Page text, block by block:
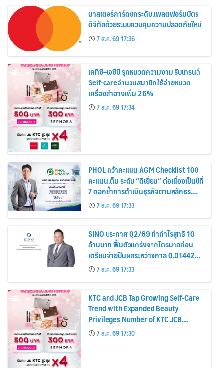
มาสเตอร์การ์ดยกระดับแพลตฟอร์มบัตร
ดิจิทัลด้วยระบบควบคุมความปลอดภัยใหม่
7 ส.ค. 69 17:36
เคทีซี–เจซีบี รุกหมวดความงาม รับเทรนด์
Self-careจำนวนสมาชิกใช้จ่ายหมวด
เครื่องสำอางเพิ่ม 26%
7 ส.ค. 69 17:34
PHOL คว้าคะแนน AGM Checklist 100
คะแนนเต็ม ระดับ “ดีเยี่ยม” ต่อเนื่องเป็นปีที่
7 ตอกย้ำการดำเนินธุรกิจตามหลักธร
รมาภิบาล โปร่งใส สร้างความเชื่อมั่นผู้ถือ
หุ้น
7 ส.ค. 69 17:33
SINO ประกาศ Q2/69 ทำกำไรสุทธิ 10
ล้านบาท ฟื้นตัวแกร่งจากไตรมาสก่อน
เตรียมจ่ายปันผลระหว่างกาล 0.014423
บาทต่อหุ้น ครึ่งปีหลังมุ่งเติบโตต่อเนื่อง
7 ส.ค. 69 17:33
KTC and JCB Tap Growing Self-Care
Trend with Expanded Beauty
Privileges Number of KTC JCB
Cardmembers Spending on
Cosmetics Rises 26%
7 ส.ค. 69 17:30